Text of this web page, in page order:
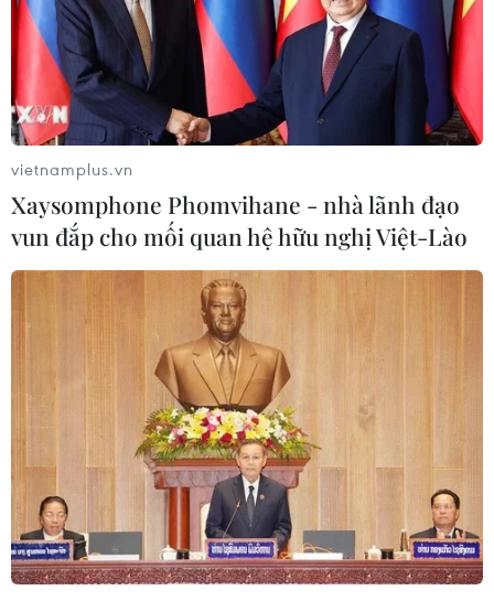
#Ngày Báo chí Cách mạng Việt Nam
TP. Hà Nội
Theo dõi VietnamPlus
vietnamplus.vn
Xaysomphone Phomvihane - nhà lãnh đạo
vun đắp cho mối quan hệ hữu nghị Việt-Lào